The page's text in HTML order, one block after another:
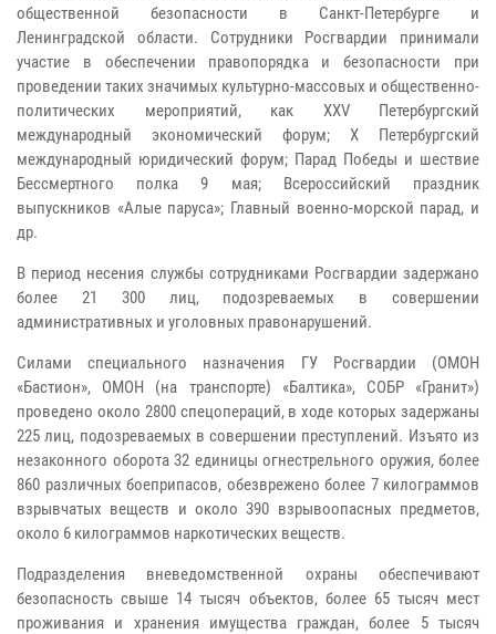
общественной безопасности в Санкт-Петербурге и
Ленинградской области. Сотрудники Росгвардии принимали
участие в обеспечении правопорядка и безопасности при
проведении таких значимых культурно-массовых и общественно-
политических мероприятий, как XXV Петербургский
международный экономический форум; X Петербургский
международный юридический форум; Парад Победы и шествие
Бессмертного полка 9 мая; Всероссийский праздник
выпускников «Алые паруса»; Главный военно-морской парад, и
др.
В период несения службы сотрудниками Росгвардии задержано
более 21 300 лиц, подозреваемых в совершении
административных и уголовных правонарушений.
Силами специального назначения ГУ Росгвардии (ОМОН
«Бастион», ОМОН (на транспорте) «Балтика», СОБР «Гранит»)
проведено около 2800 спецопераций, в ходе которых задержаны
225 лиц, подозреваемых в совершении преступлений. Изъято из
незаконного оборота 32 единицы огнестрельного оружия, более
860 различных боеприпасов, обезврежено более 7 килограммов
взрывчатых веществ и около 390 взрывоопасных предметов,
около 6 килограммов наркотических веществ.
Подразделения вневедомственной охраны обеспечивают
безопасность свыше 14 тысяч объектов, более 65 тысяч мест
проживания и хранения имущества граждан, более 5 тысяч